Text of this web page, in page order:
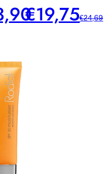
€19,75€24,69